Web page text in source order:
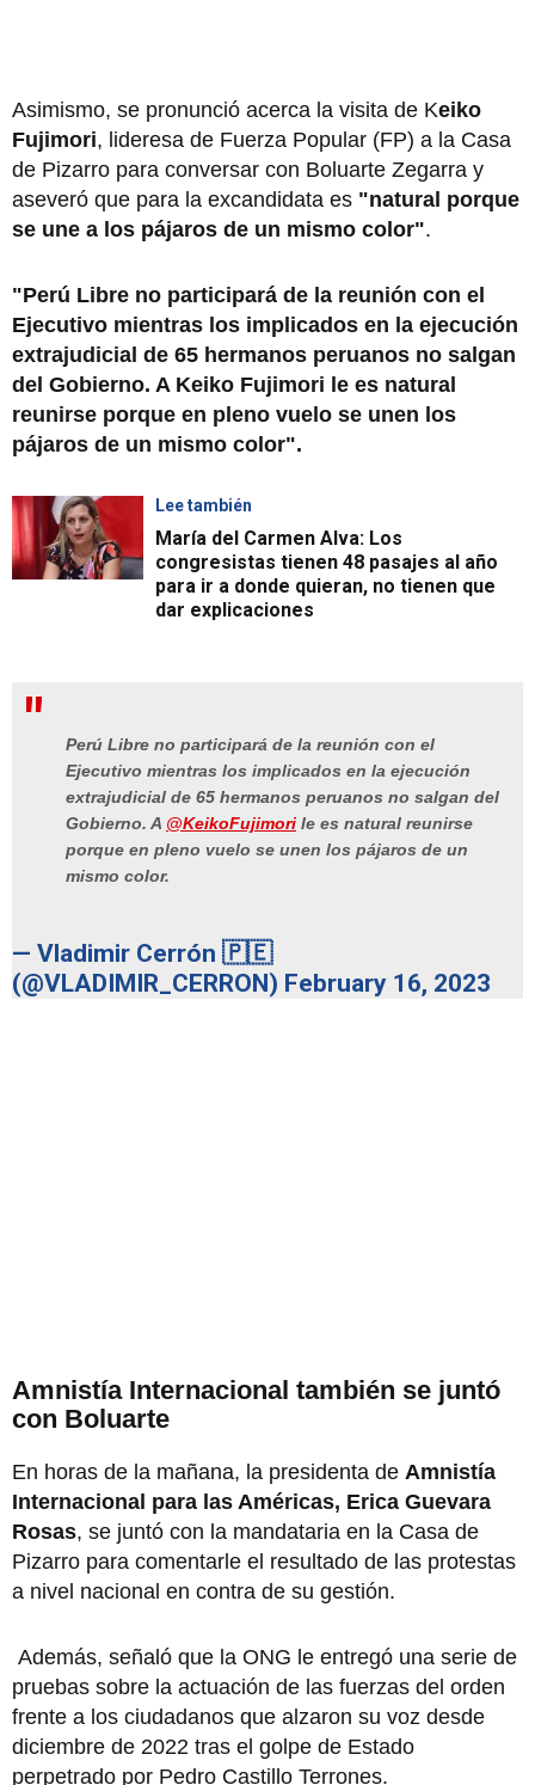
Asimismo, se pronunció acerca la visita de Keiko
Fujimori, lideresa de Fuerza Popular (FP) a la Casa
de Pizarro para conversar con Boluarte Zegarra y
aseveró que para la excandidata es "natural porque
se une a los pájaros de un mismo color".
"Perú Libre no participará de la reunión con el
Ejecutivo mientras los implicados en la ejecución
extrajudicial de 65 hermanos peruanos no salgan
del Gobierno. A Keiko Fujimori le es natural
reunirse porque en pleno vuelo se unen los
pájaros de un mismo color".
Lee también
María del Carmen Alva: Los
congresistas tienen 48 pasajes al año
para ir a donde quieran, no tienen que
dar explicaciones
Perú Libre no participará de la reunión con el
Ejecutivo mientras los implicados en la ejecución
extrajudicial de 65 hermanos peruanos no salgan del
Gobierno. A @KeikoFujimori le es natural reunirse
porque en pleno vuelo se unen los pájaros de un
mismo color.
— Vladimir Cerrón 🇵🇪
(@VLADIMIR_CERRON) February 16, 2023
Amnistía Internacional también se juntó
con Boluarte
En horas de la mañana, la presidenta de Amnistía
Internacional para las Américas, Erica Guevara
Rosas, se juntó con la mandataria en la Casa de
Pizarro para comentarle el resultado de las protestas
a nivel nacional en contra de su gestión.
Además, señaló que la ONG le entregó una serie de
pruebas sobre la actuación de las fuerzas del orden
frente a los ciudadanos que alzaron su voz desde
diciembre de 2022 tras el golpe de Estado
perpetrado por Pedro Castillo Terrones.